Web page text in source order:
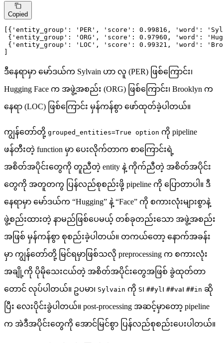
Copied
[{ 'entity_group' : 'PER' , 'score' : 0.99816 , 'word' :
{ 'entity_group' : 'ORG' , 'score' : 0.97960 , 'word' :
{ 'entity_group' : 'LOC' , 'score' : 0.99321 , 'word' :
ဒီနေရာမှာ မော်ဒယ်က Sylvain ဟာ လူ (PER) ဖြစ်ကြောင်း၊
Hugging Face က အဖွဲ့အစည်း (ORG) ဖြစ်ကြောင်း၊ Brooklyn က
နေရာ (LOC) ဖြစ်ကြောင်း မှန်ကန်စွာ ဖော်ထုတ်ခဲ့ပါတယ်။
ကျွန်တော်တို့ grouped_entities=True option ကို pipeline
ဖန်တီးတဲ့ function မှာ ပေးလိုက်တာက စာကြောင်းရဲ့
အစိတ်အပိုင်းတွေကို တူညီတဲ့ entity နဲ့ ကိုက်ညီတဲ့ အစိတ်အပိုင်း
တွေကို အတူတကွ ပြန်လည်စုစည်းဖို့ pipeline ကို ပြောတာပါ။ ဒီ
နေရာမှာ မော်ဒယ်က “Hugging” နဲ့ “Face” ကို စကားလုံးများစွာနဲ့
ဖွဲ့စည်းထားတဲ့ နာမည်ဖြစ်ပေမယ့် တစ်ခုတည်းသော အဖွဲ့အစည်း
အဖြစ် မှန်ကန်စွာ စုစည်းခဲ့ပါတယ်။ တကယ်တော့ နောက်အခန်း
မှာ ကျွန်တော်တို့ မြင်ရမှာဖြစ်သလို preprocessing က စကားလုံး
အချို့ကို ပိုမိုသေးငယ်တဲ့ အစိတ်အပိုင်းတွေအဖြစ် ခွဲထုတ်တာ
တောင် လုပ်ပါတယ်။ ဥပမာ၊ Sylvain ကို S၊ ##yl၊ ##va၊ ##in ဆို
ပြီး လေးပိုင်းခွဲပါတယ်။ post-processing အဆင့်မှာတော့ pipeline
က အဲဒီအပိုင်းတွေကို အောင်မြင်စွာ ပြန်လည်စုစည်းပေးပါတယ်။